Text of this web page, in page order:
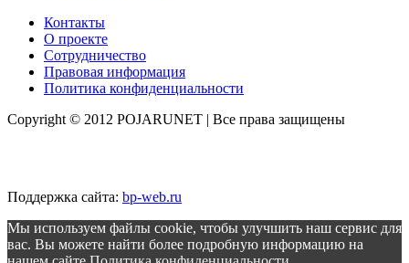
Контакты
О проекте
Сотрудничество
Правовая информация
Политика конфиденциальности
Copyright © 2012 POJARUNET | Все права защищены
Поддержка сайта: bp-web.ru
Мы используем файлы cookie, чтобы улучшить наш сервис для
вас. Вы можете найти более подробную информацию на